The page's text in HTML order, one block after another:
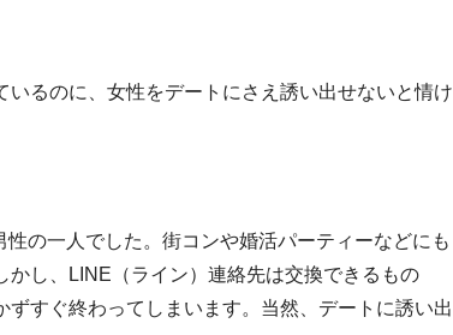
るのに、女性をデートにさえ誘い出せないと情け
の一人でした。街コンや婚活パーティーなどにも
し、LINE（ライン）連絡先は交換できるもの
すぐ終わってしまいます。当然、デートに誘い出